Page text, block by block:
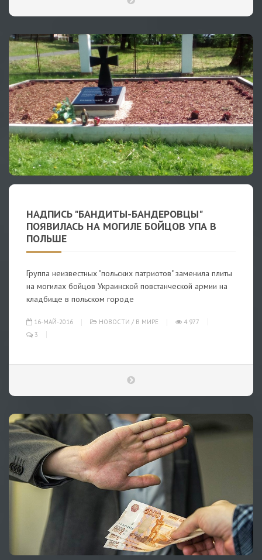
НАДПИСЬ "БАНДИТЫ-БАНДЕРОВЦЫ"
ПОЯВИЛАСЬ НА МОГИЛЕ БОЙЦОВ УПА В
ПОЛЬШЕ
Группа неизвестных "польских патриотов" заменила плиты
на могилах бойцов Украинской повстанческой армии на
кладбище в польском городе
16-МАЙ-2016 НОВОСТИ / В МИРЕ
4 977
3